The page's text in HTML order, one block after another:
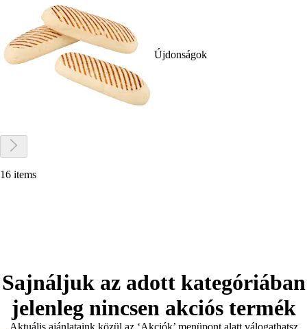
Újdonságok
16 items
Sajnáljuk az adott kategóriában
jelenleg nincsen akciós termék
Aktuális ajánlataink közül az ‘Akciók’ menüpont alatt válogathatsz